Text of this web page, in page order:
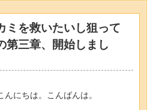
ミを救いたいし狙って
第三章、開始しまし
にちは。こんばんは。